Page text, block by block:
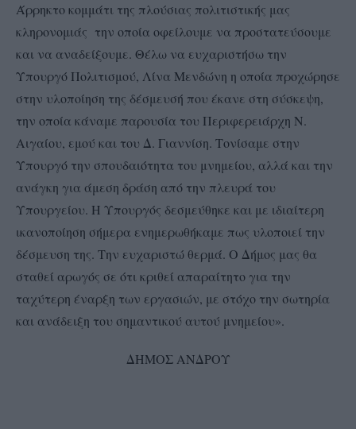
Άρρηκτο κομμάτι της πλούσιας πολιτιστικής μας
κληρονομιάς την οποία οφείλουμε να προστατεύσουμε
και να αναδείξουμε. Θέλω να ευχαριστήσω την
Υπουργό Πολιτισμού, Λίνα Μενδώνη η οποία προχώρησε
στην υλοποίηση της δέσμευσή που έκανε στη σύσκεψη,
την οποία κάναμε παρουσία του Περιφερειάρχη Ν.
Αιγαίου, εμού και του Δ. Γιαννίση. Τονίσαμε στην
Υπουργό την σπουδαιότητα του μνημείου, αλλά και την
ανάγκη για άμεση δράση από την πλευρά του
Υπουργείου. Η Υπουργός δεσμεύθηκε και με ιδιαίτερη
ικανοποίηση σήμερα ενημερωθήκαμε πως υλοποιεί την
δέσμευση της. Την ευχαριστώ θερμά. Ο Δήμος μας θα
σταθεί αρωγός σε ότι κριθεί απαραίτητο για την
ταχύτερη έναρξη των εργασιών, με στόχο την σωτηρία
και ανάδειξη του σημαντικού αυτού μνημείου».
ΔΗΜΟΣ ΑΝΔΡΟΥ